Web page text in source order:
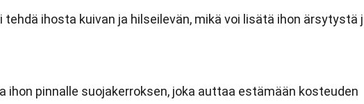
tehdä ihosta kuivan ja hilseilevän, mikä voi lisätä ihon ärsytystä
ihon pinnalle suojakerroksen, joka auttaa estämään kosteuden